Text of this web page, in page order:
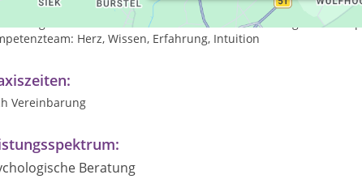
beruflichen oder privaten Umbruchsituationen.
von Mentaltechniken zur Ressourcenstärkung sowie
Herz, Wissen, Erfahrung, Intuition
Vereinbarung
Beratung